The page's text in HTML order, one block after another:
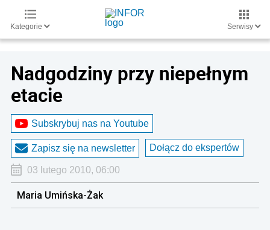
Kategorie Serwisy
Nadgodziny przy niepełnym
etacie
Subskrybuj nas na Youtube
Zapisz się na newsletter Dołącz do ekspertów
03 lutego 2010, 06:00
Maria Umińska-Żak